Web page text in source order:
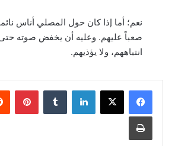
نعم؛ أما إذا كان حول المصلي أناس
صعباً عليهم. وعليه أن يخفض صوته
انتباههم، ولا يؤذيهم.
لينكدإن بينتيريست
طباعة